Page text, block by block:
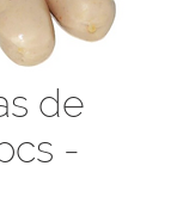
de
-